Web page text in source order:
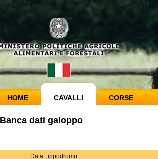
HOME CAVALLI CORSE
Banca dati galoppo
Data ippodromo